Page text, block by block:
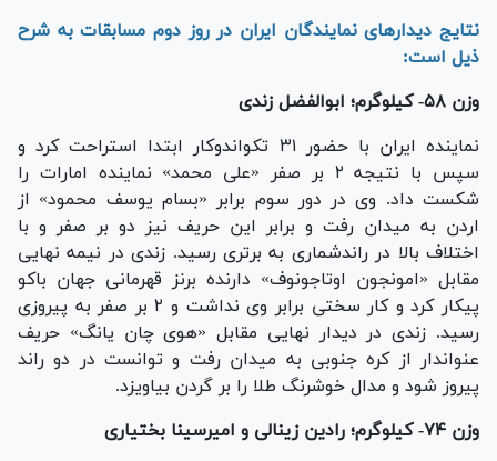
نتایج دیدار‌های نمایندگان ایران در روز دوم مسابقات به شرح
ذیل است:
وزن ۵۸- کیلوگرم؛ ابوالفضل زندی
نماینده ایران با حضور ۳۱ تکواندوکار ابتدا استراحت کرد و
سپس با نتیجه ۲ بر صفر «علی محمد» نماینده امارات را
شکست داد. وی در دور سوم برابر «بسام یوسف محمود» از
اردن به میدان رفت و برابر این حریف نیز دو بر صفر و با
اختلاف بالا در راندشماری به برتری رسید. زندی در نیمه نهایی
مقابل «امونجون اوتاجونوف» دارنده برنز قهرمانی جهان باکو
پیکار کرد و کار سختی برابر وی نداشت و ۲ بر صفر به پیروزی
رسید. زندی در دیدار نهایی مقابل «هوی چان یانگ» حریف
عنواندار از کره جنوبی به میدان رفت و توانست در دو راند
پیروز شود و مدال خوشرنگ طلا را بر گردن بیاویزد.
وزن ۷۴- کیلوگرم؛ رادین زینالی و امیرسینا بختیاری